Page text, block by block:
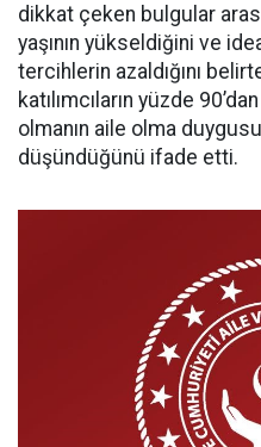
dikkat çeken bulgular
yaşının yükseldiğini ve
tercihlerin azaldığını
katılımcıların yüzde
olmanın aile olma
düşündüğünü ifade etti.